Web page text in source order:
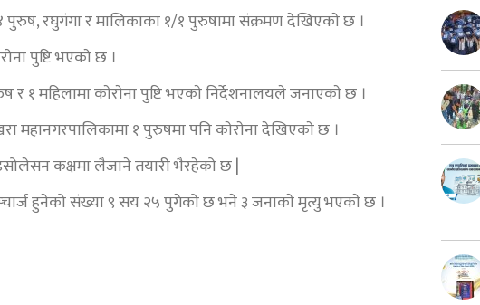
पुरुष, रघुगंगा र मालिकाका १/१ पुरुषामा संक्रमण देखिएकाे छ ।
पुष्टि भएकाे छ ।
१ महिलामा काेराेना पुष्टि भएकाे निर्देशनालयले जनाएकाे छ ।
महानगरपालिकामा १ पुरुषमा पनि काेराेना देखिएकाे छ ।
कक्षमा लैजाने तयारी भैरहेको छ |
हुनेको संख्या ९ सय २५ पुगेको छ भने ३ जनाकाे मृत्यु भएकाे छ ।